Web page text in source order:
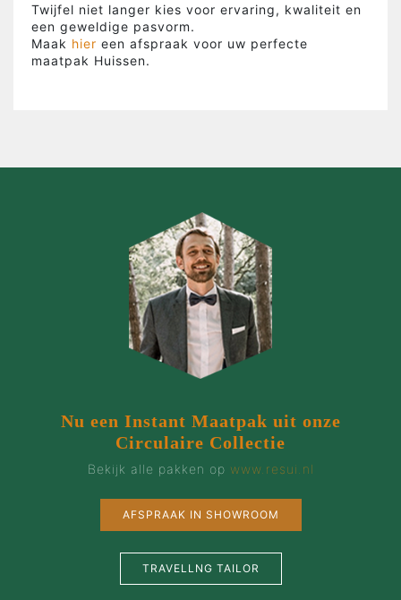
Twijfel niet langer kies voor ervaring, kwaliteit en
een geweldige pasvorm.
Maak hier een afspraak voor uw perfecte
maatpak Huissen.
Nu een Instant Maatpak uit onze
Circulaire Collectie
Bekijk alle pakken op www.resui.nl
AFSPRAAK IN SHOWROOM
TRAVELLNG TAILOR